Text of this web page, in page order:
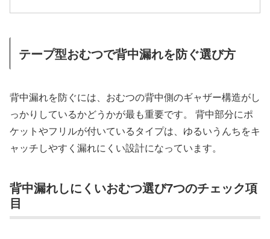
テープ型おむつで背中漏れを防ぐ選び方
背中漏れを防ぐには、おむつの背中側のギャザー構造がし
っかりしているかどうかが最も重要です。 背中部分にポ
ケットやフリルが付いているタイプは、ゆるいうんちをキ
ャッチしやすく漏れにくい設計になっています。
背中漏れしにくいおむつ選び7つのチェック項
目